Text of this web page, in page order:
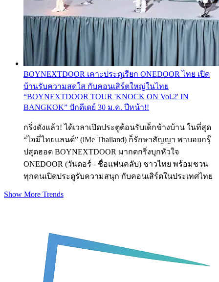
BOYNEXTDOOR เคาะประตูเรียก ONEDOOR ไทย เปิด
บ้านรับความสดใส กับคอนเสิร์ตใหญ่ในไทย
“BOYNEXTDOOR TOUR 'KNOCK ON Vol.2' IN
BANGKOK” ปักดีเดย์ 30 ม.ค. ปีหน้า!!
กริ่งดังแล้ว! ได้เวลาเปิดประตูต้อนรับเด็กข้างบ้าน ในที่สุด
“ไอมี่ไทยแลนด์” (iMe Thailand) ก็รักษาสัญญา พาบอยกรุ๊
ปสุดฮอต BOYNEXTDOOR มากดกริ่งบุกหัวใจ
ONEDOOR (วันดอร์ - ชื่อแฟนคลับ) ชาวไทย พร้อมชวน
ทุกคนเปิดประตูรับความสนุก กับคอนเสิร์ตในประเทศไทย
Show More Trends